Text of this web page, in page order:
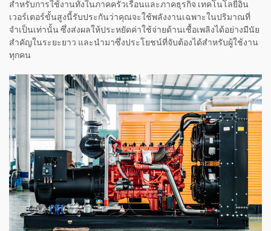
สำหรับการใช้งานทั้งในภาคครัวเรือนและภาคธุรกิจ เทคโนโลยีอิน
เวอร์เตอร์ขั้นสูงนี้รับประกันว่าคุณจะใช้พลังงานเฉพาะในปริมาณที่
จำเป็นเท่านั้น ซึ่งส่งผลให้ประหยัดค่าใช้จ่ายด้านเชื้อเพลิงได้อย่างมีนัย
สำคัญในระยะยาว และนำมาซึ่งประโยชน์ที่จับต้องได้สำหรับผู้ใช้งาน
ทุกคน